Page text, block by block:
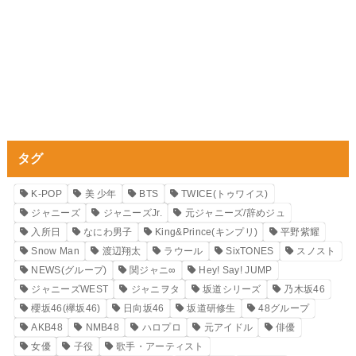
タグ
K-POP 美 少年 BTS
TWICE(トゥワイス)
ジャニーズ
ジャニーズJr.
元ジャニーズ/辞めジュ
入所日
なにわ男子 King&Prince(キンプリ)
平野紫耀
Snow Man
渡辺翔太 ラウール SixTONES
スノスト
NEWS(グループ)
関ジャニ∞
Hey! Say! JUMP
ジャニーズWEST
ジャニヲタ 坂道シリーズ
乃木坂46
櫻坂46(欅坂46)
日向坂46 坂道研修生
48グループ
AKB48
NMB48 ハロプロ 元アイドル
俳優
女優
子役 歌手・アーティスト